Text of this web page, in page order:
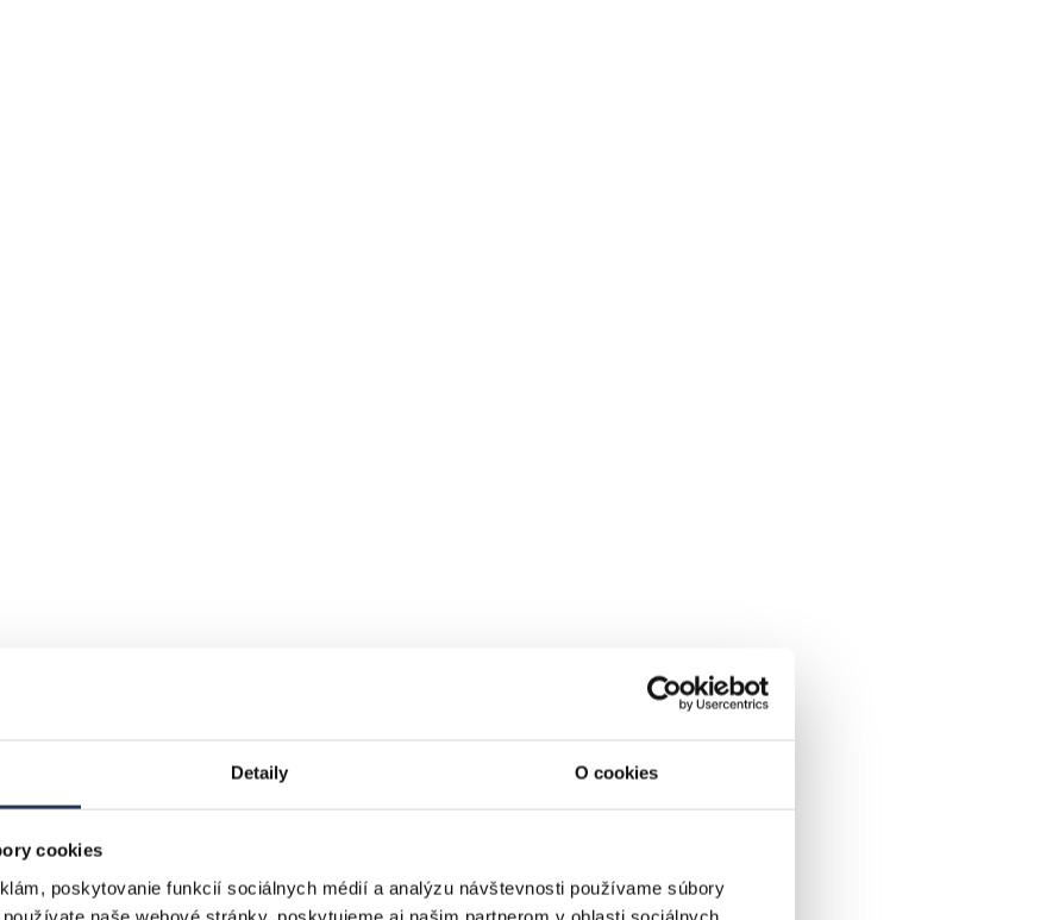
Detaily O cookies
cookies
poskytovanie funkcií sociálnych médií a analýzu návštevnosti používame súbory